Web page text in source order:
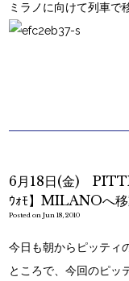
ミラノに向けて列車で
6月18日(金)
ｳｫﾓ】MILANOへ
Posted on Jun 18, 2010
今日も朝からピッティ
ところで、今回のピッ